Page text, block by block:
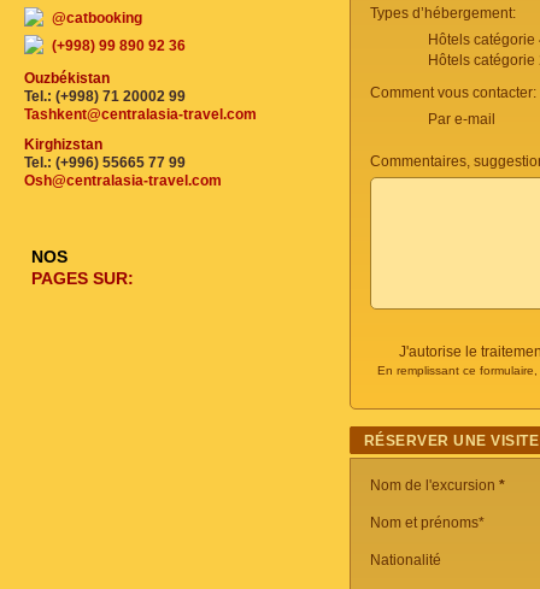
Types d’hébergement:
Hôtels
Hôtels
Comment vous contacter:
Par e-mail
Commentaires,
J'autorise le
En remplissant ce
RÉSERVER UNE
Nom de l'excursion *
Nom et prénoms*
Nationalité
@catbooking
(+998) 99 890 92 36
Ouzbékistan
Tel.: (+998) 71 20002 99
Tashkent@centralasia-travel.com
Kirghizstan
Tel.: (+996) 55665 77 99
Osh@centralasia-travel.com
NOS
PAGES SUR: